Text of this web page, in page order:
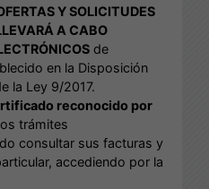
Y SOLICITUDES
A CABO
de
en la Disposición
la Ley 9/2017.
reconocido por
trámites
consultar sus facturas y
accediendo por la